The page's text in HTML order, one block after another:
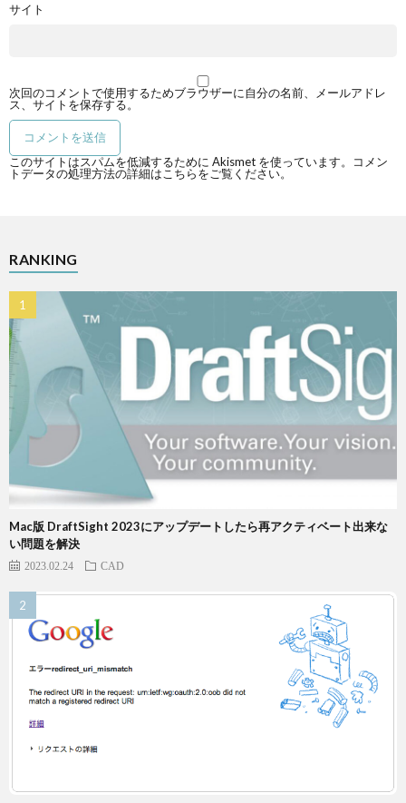
サイト
次回のコメントで使用するためブラウザーに自分の名前、メールアドレ
ス、サイトを保存する。
このサイトはスパムを低減するために Akismet を使っています。
コメン
トデータの処理方法の詳細はこちらをご覧ください。
RANKING
Mac版 DraftSight 2023にアップデートしたら再アクティベート出来な
い問題を解決
2023.02.24 CAD